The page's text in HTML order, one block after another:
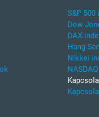
S&P 500
Dow
DAX
Hang
Nikkei